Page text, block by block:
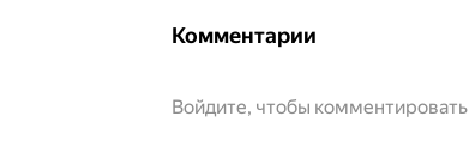
Комментарии
Войдите, чтобы комментировать